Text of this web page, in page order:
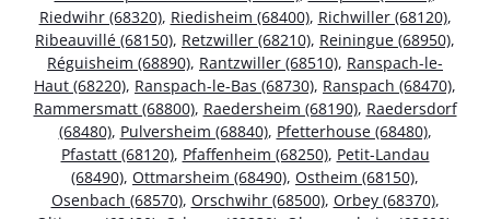
Riedwihr (68320), Riedisheim (68400), Richwiller (68120),
Ribeauvillé (68150), Retzwiller (68210), Reiningue (68950),
Réguisheim (68890), Rantzwiller (68510), Ranspach-le-
Haut (68220), Ranspach-le-Bas (68730), Ranspach (68470),
Rammersmatt (68800), Raedersheim (68190), Raedersdorf
(68480), Pulversheim (68840), Pfetterhouse (68480),
Pfastatt (68120), Pfaffenheim (68250), Petit-Landau
(68490), Ottmarsheim (68490), Ostheim (68150),
Osenbach (68570), Orschwihr (68500), Orbey (68370),